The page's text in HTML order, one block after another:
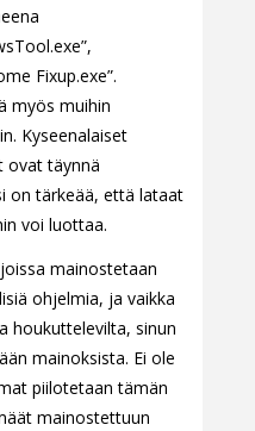
Fixup.exe”.
myös muihin
Kyseenalaiset
ovat täynnä
on tärkeää, että lataat
voi luottaa.
mainostetaan
ohjelmia, ja vaikka
houkuttelevilta, sinun
mainoksista. Ei ole
piilotetaan tämän
mainostettuun